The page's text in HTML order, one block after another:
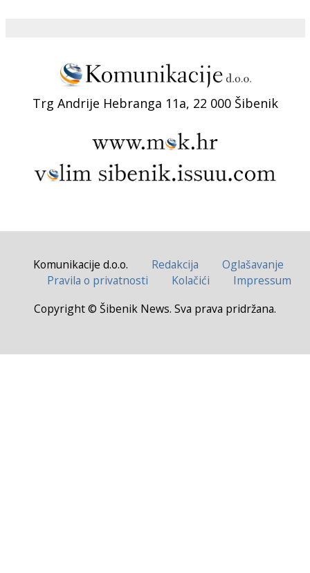
Trg Andrije Hebranga 11a, 22 000 Šibenik
Komunikacije d.o.o. Redakcija
Oglašavanje
Pravila o privatnosti
Kolačići
Impressum
Copyright © Šibenik News. Sva prava pridržana.